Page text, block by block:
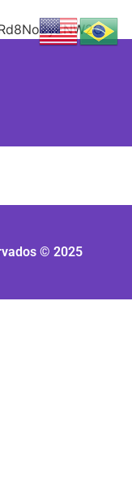
© 2025